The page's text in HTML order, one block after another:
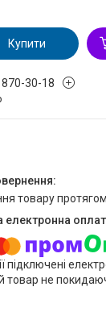
Купити
30-18
товару
підключені
товар не